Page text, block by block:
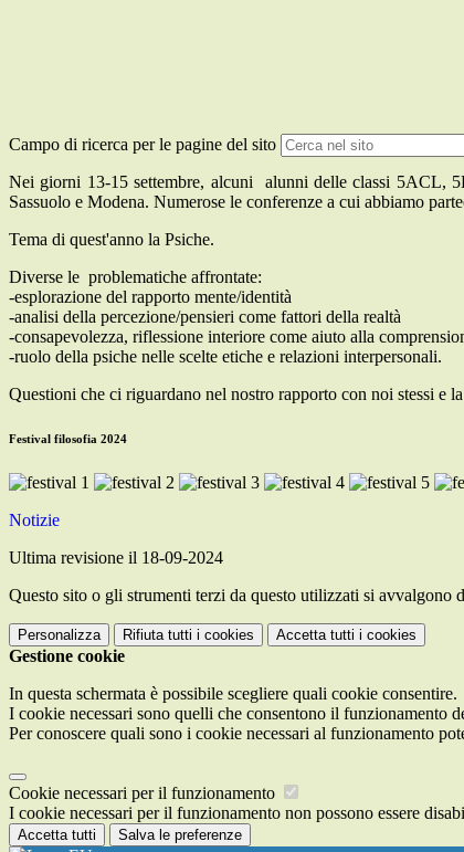
Campo di ricerca per le pagine del sito
Nei giorni 13-15 settembre, alcuni alunni delle classi 5ACL,
Sassuolo e Modena. Numerose le conferenze a cui abbiamo
Tema di quest'anno la Psiche.
Diverse le problematiche affrontate:
-esplorazione del rapporto mente/identità
-analisi della percezione/pensieri come fattori della realtà
-consapevolezza, riflessione interiore come aiuto alla
-ruolo della psiche nelle scelte etiche e relazioni interpersonali.
Questioni che ci riguardano nel nostro rapporto con noi stessi e
Festival filosofia 2024
Notizie
Ultima revisione il 18-09-2024
Questo sito o gli strumenti terzi da questo utilizzati si
Personalizza Rifiuta tutti i cookies Accetta tutti i cookies
Gestione cookie
In questa schermata è possibile scegliere quali cookie consentire.
I cookie necessari sono quelli che consentono il funzionamento
Per conoscere quali sono i cookie necessari al funzionamento
Cookie necessari per il funzionamento
I cookie necessari per il funzionamento non possono essere
Accetta tutti Salva le preferenze